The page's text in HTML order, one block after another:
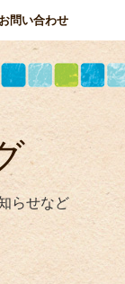
お問い合わせ
らせなど